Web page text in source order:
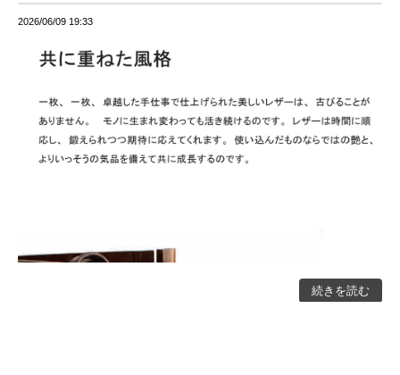
2026/06/09 19:33
続きを読む